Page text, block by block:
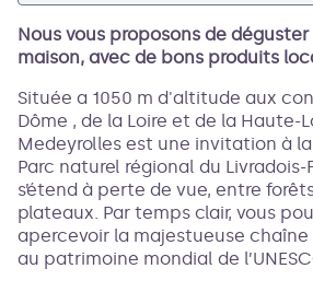
Nous vous proposons de
maison, avec de bons produits
Située a 1050 m d'altitude aux
Dôme , de la Loire et de la Haute-
Medeyrolles est une invitation à
Parc naturel régional du Livradois-
s’étend à perte de vue, entre
plateaux. Par temps clair, vous
apercevoir la majestueuse chaîne
au patrimoine mondial de